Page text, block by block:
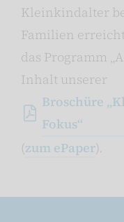
Kleinkindalter
Familien
das Programm
Inhalt unserer
Broschüre
Fokus“
(zum ePaper).